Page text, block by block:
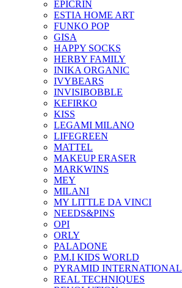
EPICRIN
ESTIA HOME ART
FUNKO POP
GISA
HAPPY SOCKS
HERBY FAMILY
INIKA ORGANIC
IVYBEARS
INVISIBOBBLE
KEFIRKO
KISS
LEGAMI MILANO
LIFEGREEN
MATTEL
MAKEUP ERASER
MARKWINS
MEY
MILANI
MY LITTLE DA VINCI
NEEDS&PINS
OPI
ORLY
PALADONE
P.M.I KIDS WORLD
PYRAMID INTERNATIONAL
REAL TECHNIQUES